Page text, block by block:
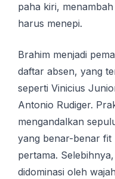
paha kiri,
harus menepi.
Brahim menjadi
daftar absen, yang
seperti Vinicius
Antonio Rudiger.
mengandalkan
уаng bеnаr-bеnаr
pertama.
didominasi oleh